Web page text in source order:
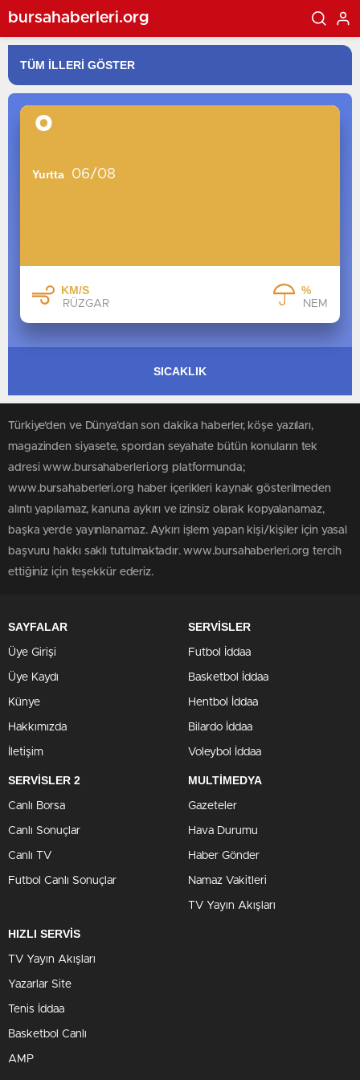
bursahaberleri.org
°
Yurtta 06/08
KM/S
RÜZGAR
%
NEM
SICAKLIK
Türkiye'den ve Dünya’dan son dakika haberler, köşe yazıları,
magazinden siyasete, spordan seyahate bütün konuların tek
adresi www.bursahaberleri.org platformunda;
www.bursahaberleri.org haber içerikleri kaynak gösterilmeden
alıntı yapılamaz, kanuna aykırı ve izinsiz olarak kopyalanamaz,
başka yerde yayınlanamaz. Aykırı işlem yapan kişi/kişiler için yasal
başvuru hakkı saklı tutulmaktadır. www.bursahaberleri.org tercih
ettiğiniz için teşekkür ederiz.
SAYFALAR
Üye Girişi
Üye Kaydı
Künye
Hakkımızda
İletişim
SERVİSLER
Futbol İddaa
Basketbol İddaa
Hentbol İddaa
Bilardo İddaa
Voleybol İddaa
SERVİSLER 2
Canlı Borsa
Canlı Sonuçlar
Canlı TV
Futbol Canlı Sonuçlar
MULTİMEDYA
Gazeteler
Hava Durumu
Haber Gönder
Namaz Vakitleri
TV Yayın Akışları
HIZLI SERVİS
TV Yayın Akışları
Yazarlar Site
Tenis İddaa
Basketbol Canlı
AMP